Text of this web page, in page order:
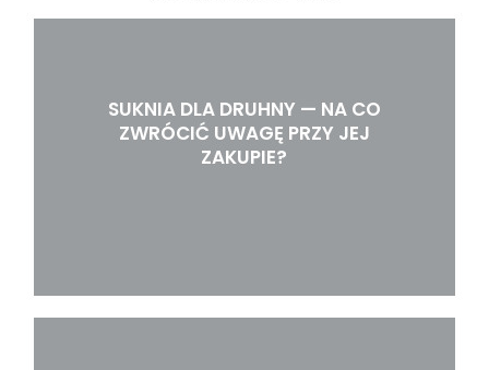
SUKNIA DLA DRUHNY — NA CO
ZWRÓCIĆ UWAGĘ PRZY JEJ
ZAKUPIE?